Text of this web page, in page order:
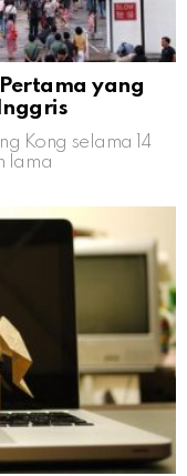
yang
Kong selama 14
lama